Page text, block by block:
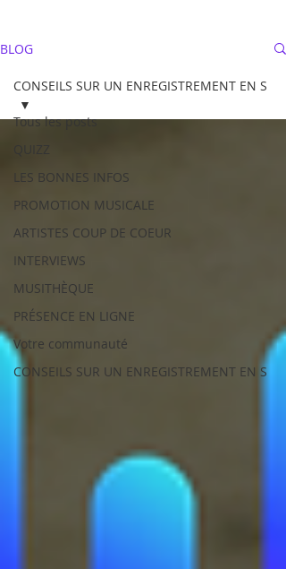
BLOG
Tous les posts
LES BONNES INFOS
PROMOTION MUSICALE
ARTISTES COUP DE COEUR
INTERVIEWS
MUSITHÈQUE
PRÉSENCE EN LIGNE
Votre communauté
CONSEILS SUR UN ENREGISTREMENT EN S
CONSEILS SUR UN ENREGISTREMENT EN S